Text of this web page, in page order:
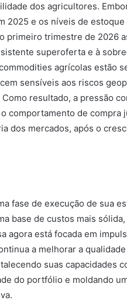
dos agricultores.
2025 e os níveis de
primeiro trimestre de 2026
superoferta e à
agrícolas estão
sensíveis aos riscos
resultado, a pressão
comportamento de compra
dos mercados, após o
fase de execução de sua
base de custos mais
agora está focada em
a melhorar a
suas capacidades
do portfólio e moldando